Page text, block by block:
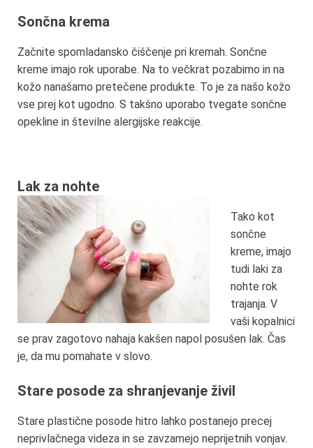
Sončna krema
Začnite spomladansko čiščenje pri kremah. Sončne
kreme imajo rok uporabe. Na to večkrat pozabimo in na
kožo nanašamo pretečene produkte. To je za našo kožo
vse prej kot ugodno. S takšno uporabo tvegate sončne
opekline in številne alergijske reakcije.
Lak za nohte
Tako kot
sončne
kreme, imajo
tudi laki za
nohte rok
trajanja. V
vaši kopalnici
se prav zagotovo nahaja kakšen napol posušen lak. Čas
je, da mu pomahate v slovo.
Stare posode za shranjevanje živil
Stare plastične posode hitro lahko postanejo precej
neprivlačnega videza in se zavzamejo neprijetnih vonjav.